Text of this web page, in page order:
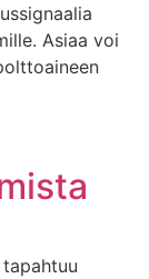
Asiaa voi